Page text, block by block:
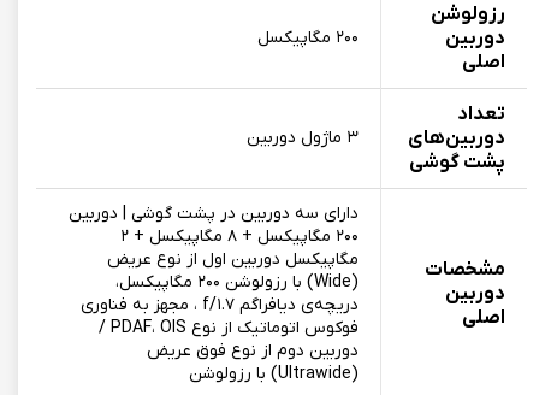
رزولوشن
دوربین
اصلی
۲۰۰ مگاپیکسل
تعداد
دوربین‌های
پشت گوشی
۳ ماژول دوربین
مشخصات
دوربین
اصلی
دارای سه دوربین در پشت گوشی | دوربین
۲۰۰ مگاپیکسل + ۸ مگاپیکسل + ۲
مگاپیکسل دوربین اول از نوع عریض
(Wide) با رزولوشن ۲۰۰ مگاپیکسل،
دریچه‌ی دیافراگم f/۱.۷ ، مجهز به فناوری
فوکوس اتوماتیک از نوع PDAF، OIS /
دوربین دوم از نوع فوق عریض
(Ultrawide) با رزولوشن